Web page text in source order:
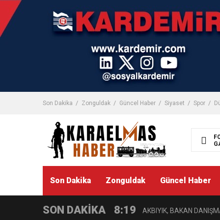
Son Dakika Zonguldak Güncel Haber Siyaset Spor
Son Dakika Zonguldak Güncel Haber
SON DAKİKA
11:03 ZGC’DEN KIZILAY’A
8:22 ZONGULDAK VALİ
8:19 AKBIYIK, BAKAN